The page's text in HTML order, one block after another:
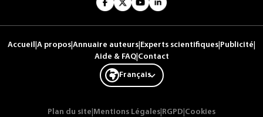
Accueil A propos Annuaire auteurs Experts scientifiques Publicité
Aide & FAQ| Contact
Français
Plan du site Mentions Légales RGPD Cookies